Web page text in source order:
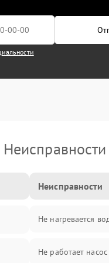
Неисправности
Не нагревается
Не работает